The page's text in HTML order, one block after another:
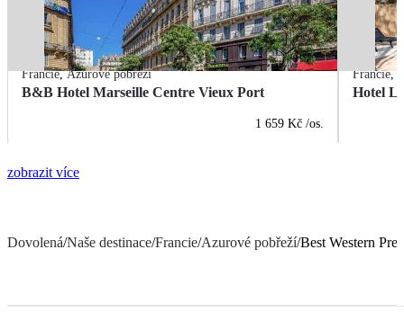
Francie,Azurové pobřeží
B&B Hotel Marseille Centre Vieux Port
1 659 Kč /os.
Francie,
Hotel
zobrazit více
Dovolená/Naše destinace/Francie/Azurové pobřeží/Best Western